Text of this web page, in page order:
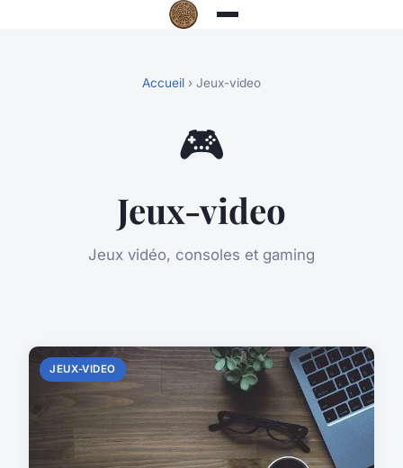
Accueil › Jeux-video
🎮
Jeux-video
Jeux vidéo, consoles et gaming
JEUX-VIDEO